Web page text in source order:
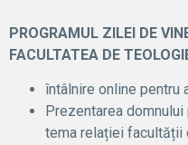
PROGRAMUL ZILEI DE
FACULTATEA DE
întâlnire online
Prezentarea
tema relației facultății